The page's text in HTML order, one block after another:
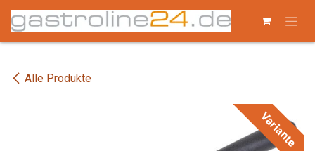
Zum Inhalt springen
Alle Produkte
Variante